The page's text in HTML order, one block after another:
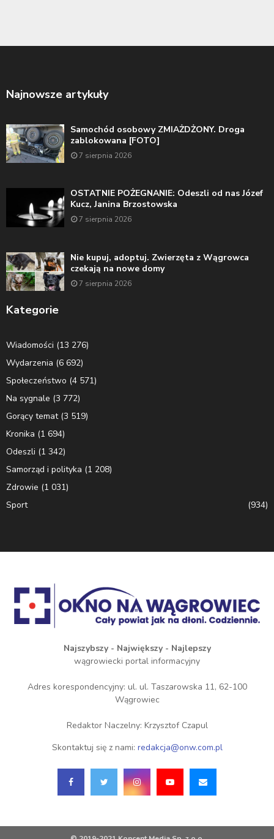
Najnowsze artykuły
Samochód osobowy ZMIAŻDŻONY. Droga
zablokowana [FOTO]
7 sierpnia 2026
OSTATNIE POŻEGNANIE: Odeszli od nas Józef
Kucz, Janina Brzostowska
7 sierpnia 2026
Nie kupuj, adoptuj. Zwierzęta z Wągrowca
czekają na nowe domy
7 sierpnia 2026
Kategorie
Wiadomości (13 276)
Wydarzenia (6 692)
Społeczeństwo (4 571)
Na sygnale (3 772)
Gorący temat(3 519)
Kronika (1 694)
Odeszli (1 342)
Samorząd i polityka (1 208)
Zdrowie (1 031)
Sport
(934)
Najszybszy - Największy - Najlepszy
wągrowiecki portal informacyjny
Adres korespondencyjny: ul. ul. Taszarowska 11, 62-100
Wągrowiec
Redaktor Naczelny: Krzysztof Czapul
Skontaktuj się z nami: redakcja@onw.com.pl